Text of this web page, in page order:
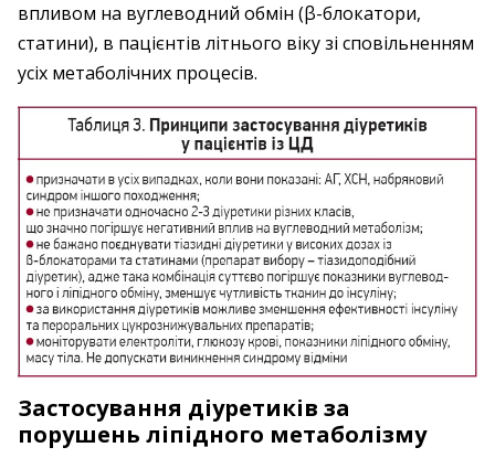
впливом на вуглеводний обмін (β-блокатори,
статини), в пацієнтів літнього віку зі сповільненням
усіх метаболічних процесів.
Застосування діуретиків за
порушень ліпідного метаболізму